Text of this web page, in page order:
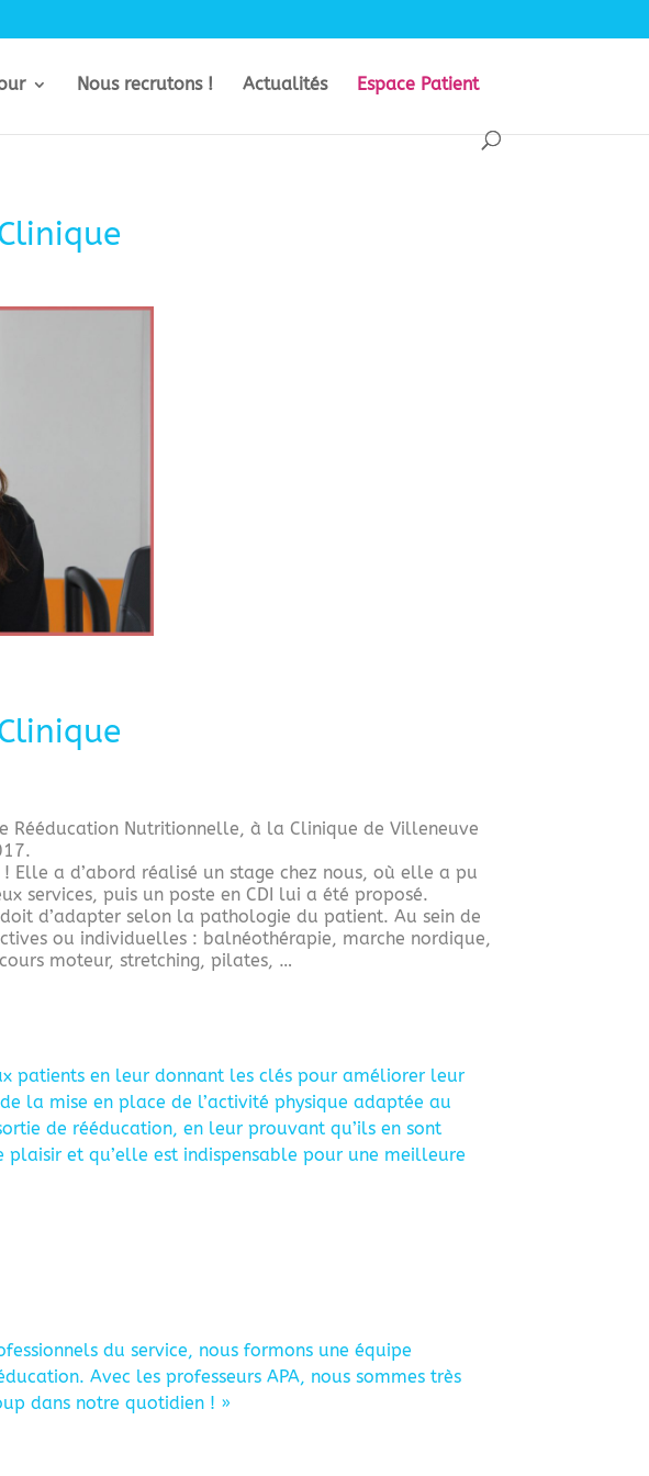
Nous recrutons ! Actualités Espace Patient
Rééducation Nutritionnelle, à la Clinique de Villeneuve
Elle a d’abord réalisé un stage chez nous, où elle a pu
services, puis un poste en CDI lui a été proposé.
doit d’adapter selon la pathologie du patient. Au sein de
ou individuelles : balnéothérapie, marche nordique,
moteur, stretching, pilates, …
patients en leur donnant les clés pour améliorer leur
la mise en place de l’activité physique adaptée au
de rééducation, en leur prouvant qu’ils en sont
et qu’elle est indispensable pour une meilleure
du service, nous formons une équipe
Avec les professeurs APA, nous sommes très
dans notre quotidien ! »